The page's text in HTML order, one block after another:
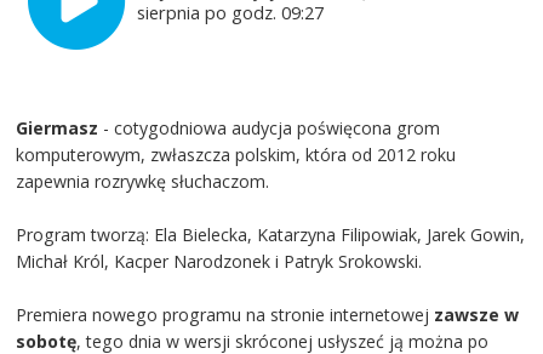
sierpnia po godz. 09:27
Giermasz - cotygodniowa audycja poświęcona grom
komputerowym, zwłaszcza polskim, która od 2012 roku
zapewnia rozrywkę słuchaczom.
Program tworzą: Ela Bielecka, Katarzyna Filipowiak, Jarek Gowin,
Michał Król, Kacper Narodzonek i Patryk Srokowski.
Premiera nowego programu na stronie internetowej zawsze w
sobotę, tego dnia w wersji skróconej usłyszeć ją można po